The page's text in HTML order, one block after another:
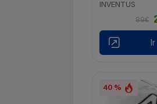
INVENTUS
89€
Ir
40 %